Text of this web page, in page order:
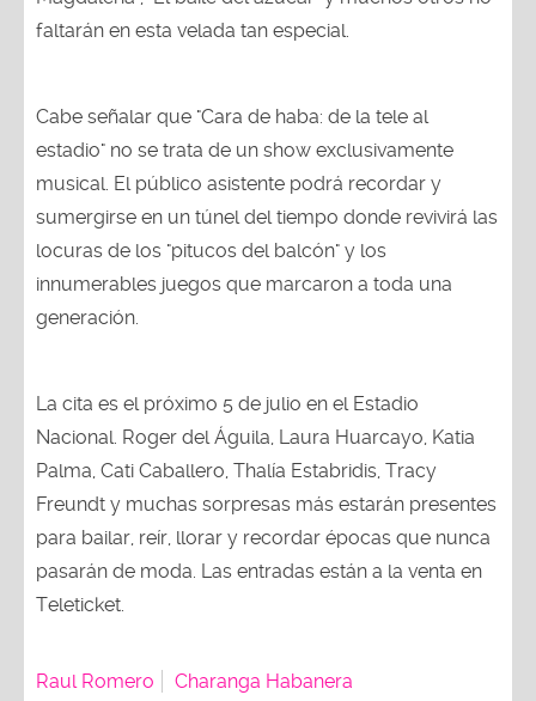
faltarán en esta velada tan especial.
Cabe señalar que "Cara de haba: de la tele al
estadio" no se trata de un show exclusivamente
musical. El público asistente podrá recordar y
sumergirse en un túnel del tiempo donde revivirá las
locuras de los "pitucos del balcón" y los
innumerables juegos que marcaron a toda una
generación.
La cita es el próximo 5 de julio en el Estadio
Nacional. Roger del Águila, Laura Huarcayo, Katia
Palma, Cati Caballero, Thalía Estabridis, Tracy
Freundt y muchas sorpresas más estarán presentes
para bailar, reír, llorar y recordar épocas que nunca
pasarán de moda. Las entradas están a la venta en
Teleticket.
Raul Romero Charanga Habanera